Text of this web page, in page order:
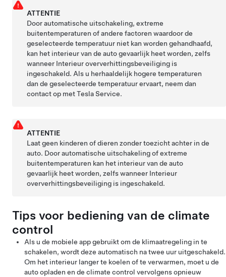
ATTENTIE
Door automatische uitschakeling, extreme
buitentemperaturen of andere factoren waardoor de
geselecteerde temperatuur niet kan worden gehandhaafd,
kan het interieur van de auto gevaarlijk heet worden, zelfs
wanneer Interieur oververhittingsbeveiliging is
ingeschakeld. Als u herhaaldelijk hogere temperaturen
dan de geselecteerde temperatuur ervaart, neem dan
contact op met Tesla Service.
ATTENTIE
Laat geen kinderen of dieren zonder toezicht achter in de
auto. Door automatische uitschakeling of extreme
buitentemperaturen kan het interieur van de auto
gevaarlijk heet worden, zelfs wanneer Interieur
oververhittingsbeveiliging is ingeschakeld.
Tips voor bediening van de climate
control
Als u de mobiele app gebruikt om de klimaatregeling in te
schakelen, wordt deze automatisch na twee uur uitgeschakeld.
Om het interieur langer te koelen of te verwarmen, moet u de
auto opladen en de climate control vervolgens opnieuw